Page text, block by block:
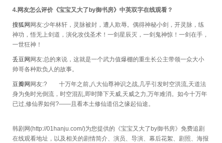
4.网友怎么评价《宝宝又大了by御书房》中英双字在线观看？
搜狐网 网友:少年林轩，灵脉被封，遭人欺辱。偶得神秘小剑，开灵脉，练
神功，悟无上剑道，演化攻伐圣术！一剑星辰灭，一剑鬼神惊！一剑在手，
一世狂神！
丢豆网 网友:总的来说，这就是一个武力值爆棚的重生长公主带领一众大小
帅哥各种欺负人的故事。
豆瓣网 网友:? 十万年之前,八大仙尊神识之战,几乎引发时空洪流,天道法
身为免时光倒流，时空混乱,即时降下天威,天威之力,万年难消。如今十万年
已过,修仙界如何?——且看本土修仙道侣之缘起仙途。
韩剧网(http://01hanju.com/)为您提供的《宝宝又大了by御书房》免费追剧
在线观看地址，以及相关的剧情简介、演员、导演、幕后花絮、剧照、海报